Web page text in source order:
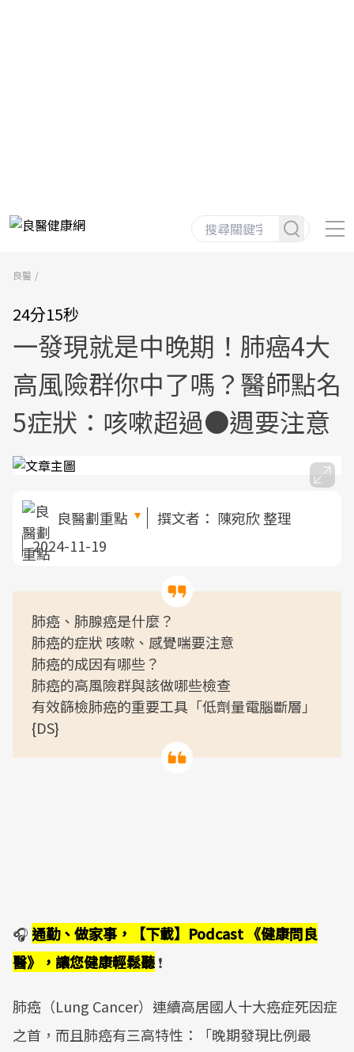
良醫
24分15秒
一發現就是中晚期！肺癌4大
高風險群你中了嗎？醫師點名
5症狀：咳嗽超過●週要注意
良醫劃重點 撰文者： 陳宛欣 整理
2024-11-19
肺癌、肺腺癌是什麼？
肺癌的症狀 咳嗽、感覺喘要注意
肺癌的成因有哪些？
肺癌的高風險群與該做哪些檢查
有效篩檢肺癌的重要工具「低劑量電腦斷層」
{DS}
🎧通勤、做家事，【下載】Podcast 《健康問良
醫》，讓您健康輕鬆聽❗
肺癌（Lung Cancer）連續高居國人十大癌症死因症
之首，而且肺癌有三高特性：「晚期發現比例最